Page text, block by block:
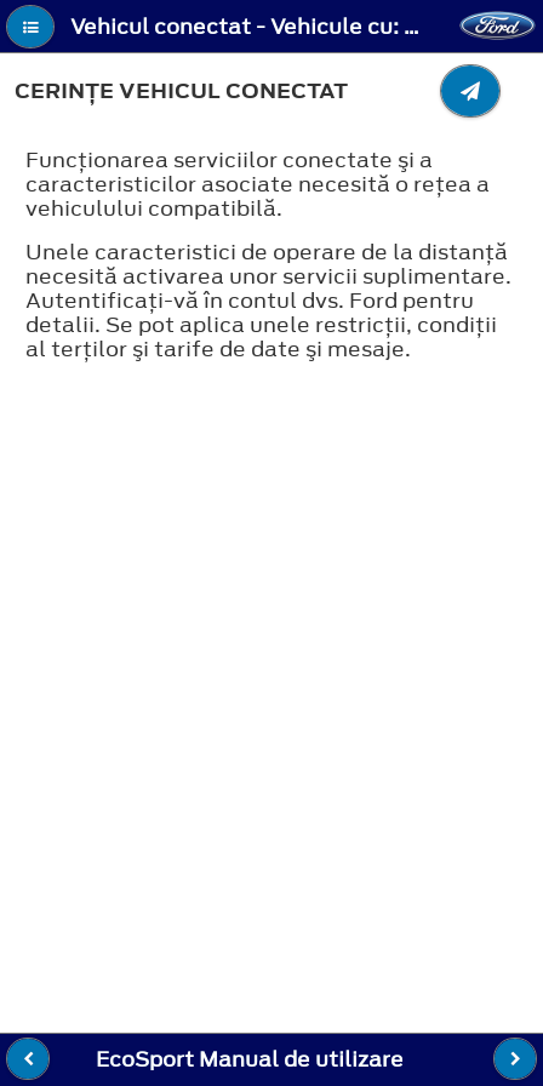
Vehicul conectat - Vehicule cu: SYNC 2.5 - Cerinţe vehicul conectat
CERINŢE VEHICUL CONECTAT
Funcţionarea serviciilor conectate şi a
caracteristicilor asociate necesită o reţea a
vehiculului compatibilă.
Unele caracteristici de operare de la distanţă
necesită activarea unor servicii suplimentare.
Autentificaţi-vă în contul dvs. Ford pentru
detalii. Se pot aplica unele restricţii, condiţii
al terţilor şi tarife de date şi mesaje.
EcoSport Manual de utilizare